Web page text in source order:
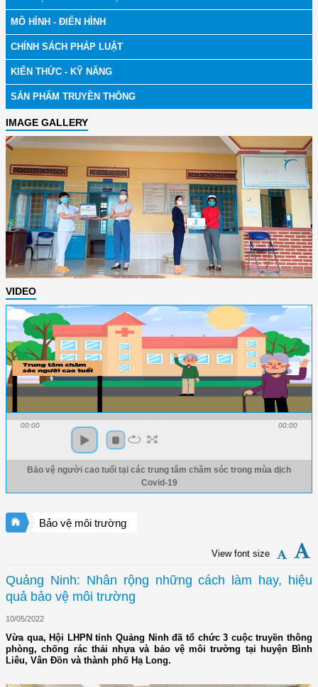
MÔ HÌNH - ĐIỂN HÌNH
CHÍNH SÁCH PHÁP LUẬT
KIẾN THỨC - KỸ NĂNG
SẢN PHẨM TRUYỀN THÔNG
IMAGE GALLERY
VIDEO
00:00 00:00
Bảo vệ người cao tuổi tại các trung tâm chăm sóc trong mùa dịch
Covid-19
Bảo vệ môi trường
View font size
Quảng Ninh: Nhân rộng những cách làm hay, hiệu
quả bảo vệ môi trường
10/05/2022
Vừa qua, Hội LHPN tỉnh Quảng Ninh đã tổ chức 3 cuộc truyền thông
phòng, chống rác thải nhựa và bảo vệ môi trường tại huyện Bình
Liêu, Vân Đồn và thành phố Hạ Long.